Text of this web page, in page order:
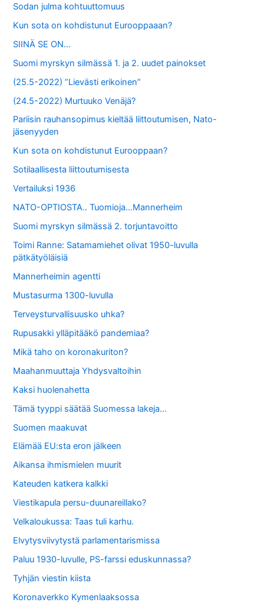
Sodan julma kohtuuttomuus
Kun sota on kohdistunut Eurooppaaan?
SIINÄ SE ON…
Suomi myrskyn silmässä 1. ja 2. uudet painokset
(25.5-2022) ”Lievästi erikoinen”
(24.5-2022) Murtuuko Venäjä?
Pariisin rauhansopimus kieltää liittoutumisen, Nato-
jäsenyyden
Kun sota on kohdistunut Eurooppaan?
Sotilaallisesta liittoutumisesta
Vertailuksi 1936
NATO-OPTIOSTA.. Tuomioja…Mannerheim
Suomi myrskyn silmässä 2. torjuntavoitto
Toimi Ranne: Satamamiehet olivat 1950-luvulla
pätkätyöläisiä
Mannerheimin agentti
Mustasurma 1300-luvulla
Terveysturvallisuusko uhka?
Rupusakki ylläpitääkö pandemiaa?
Mikä taho on koronakuriton?
Maahanmuuttaja Yhdysvaltoihin
Kaksi huolenahetta
Tämä tyyppi säätää Suomessa lakeja…
Suomen maakuvat
Elämää EU:sta eron jälkeen
Aikansa ihmismielen muurit
Kateuden katkera kalkki
Viestikapula persu-duunareillako?
Velkaloukussa: Taas tuli karhu.
Elvytysviivytystä parlamentarismissa
Paluu 1930-luvulle, PS-farssi eduskunnassa?
Tyhjän viestin kiista
Koronaverkko Kymenlaaksossa